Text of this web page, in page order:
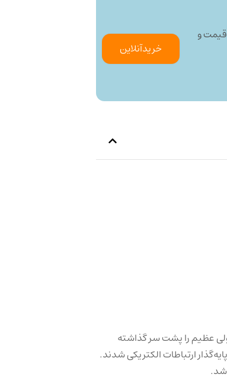
قیمت و
خرید‌آنلاین
توسط ساموئل مورس در دهه 1840 تا امروز، تحولی عظیم را پشت سر گذاشته
تسلا، پایه‌گذار ارتباطات الکتریکی شدند.